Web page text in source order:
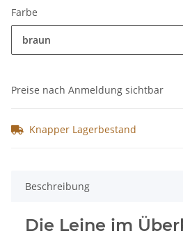
Farbe
braun
Preise nach Anmeldung sichtbar
Knapper Lagerbestand
Beschreibung
Die Leine im